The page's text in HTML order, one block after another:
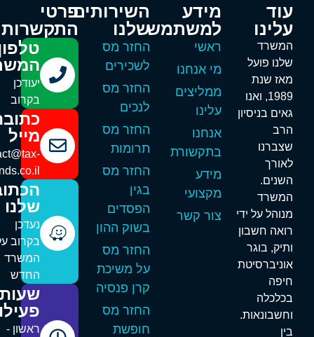
פועל
שנת
1989, ואנו
בניסיון
על ידי
חשבון
בוגר
מידע
למשתמש
ראשי
מי אנחנו
ממליצים
עלינו
אנחנו
בתקשורת
מקצועי
צור קשר
השירותים
שלנו
החזר מס
לשכירים
החזר מס
לנכים
החזר מס
תרומות
החזר מס
הפסדים
בשוק ההון
החזר מס
על משיכת
קרן פנסיה
החזר מס
חופשת
פרטי
התקשרות
טלפון
המשרד
יעודכן
בקרוב
כתובת
מייל
contact@tax-
refunds.co.il
הכתובת
שלנו
נעדכן
בקרוב על
המשרד
החדש
שעות
פעילות
ראשון -